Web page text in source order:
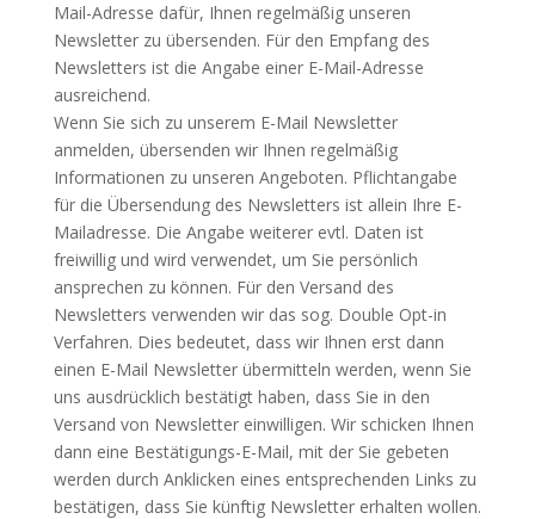
Mail-Adresse dafür, Ihnen regelmäßig unseren
Newsletter zu übersenden. Für den Empfang des
Newsletters ist die Angabe einer E-Mail-Adresse
ausreichend.
Wenn Sie sich zu unserem E-Mail Newsletter
anmelden, übersenden wir Ihnen regelmäßig
Informationen zu unseren Angeboten. Pflichtangabe
für die Übersendung des Newsletters ist allein Ihre E-
Mailadresse. Die Angabe weiterer evtl. Daten ist
freiwillig und wird verwendet, um Sie persönlich
ansprechen zu können. Für den Versand des
Newsletters verwenden wir das sog. Double Opt-in
Verfahren. Dies bedeutet, dass wir Ihnen erst dann
einen E-Mail Newsletter übermitteln werden, wenn Sie
uns ausdrücklich bestätigt haben, dass Sie in den
Versand von Newsletter einwilligen. Wir schicken Ihnen
dann eine Bestätigungs-E-Mail, mit der Sie gebeten
werden durch Anklicken eines entsprechenden Links zu
bestätigen, dass Sie künftig Newsletter erhalten wollen.